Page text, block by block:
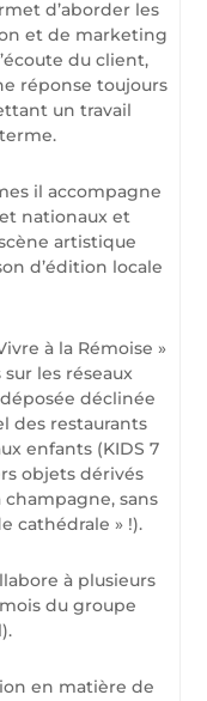
d’aborder les
et de marketing
du client,
réponse toujours
un travail
il accompagne
nationaux et
artistique
d’édition locale
à la Rémoise »
sur les réseaux
déclinée
des restaurants
enfants (KIDS 7
objets dérivés
champagne, sans
cathédrale » !).
à plusieurs
du groupe
en matière de